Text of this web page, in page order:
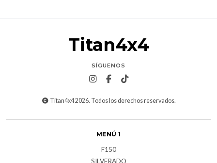
Titan4x4
SÍGUENOS
Titan4x4 2026. Todos los derechos reservados.
MENÚ 1
F150
SILVERADO